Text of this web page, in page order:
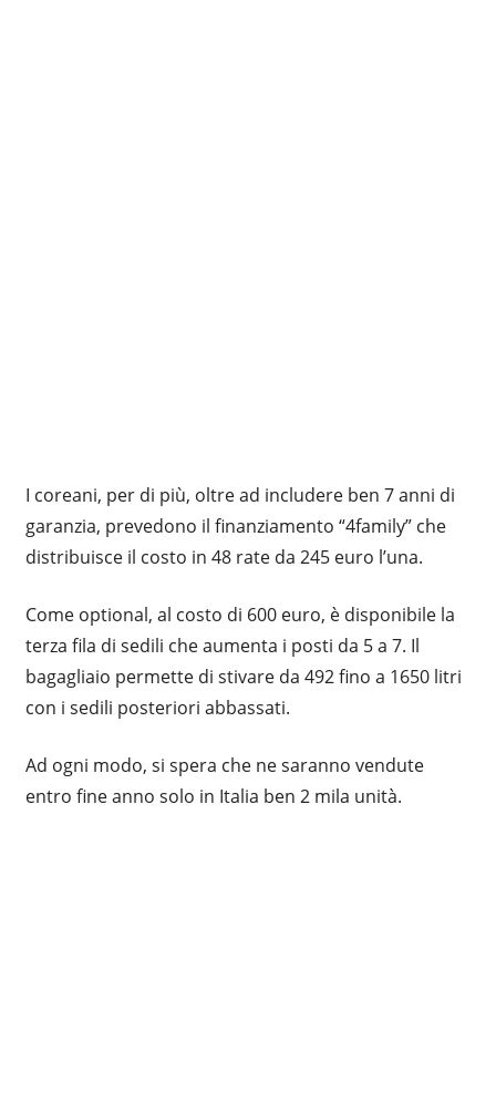
I coreani, per di più, oltre ad includere ben 7 anni di
garanzia, prevedono il finanziamento “4family” che
distribuisce il costo in 48 rate da 245 euro l’una.
Come optional, al costo di 600 euro, è disponibile la
terza fila di sedili che aumenta i posti da 5 a 7. Il
bagagliaio permette di stivare da 492 fino a 1650 litri
con i sedili posteriori abbassati.
Ad ogni modo, si spera che ne saranno vendute
entro fine anno solo in Italia ben 2 mila unità.